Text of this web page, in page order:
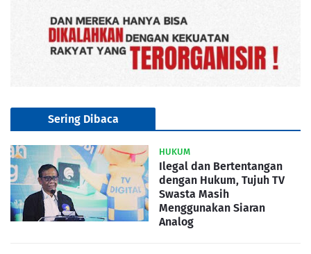
Sering Dibaca
HUKUM
Ilegal dan Bertentangan
dengan Hukum, Tujuh TV
Swasta Masih
Menggunakan Siaran
Analog